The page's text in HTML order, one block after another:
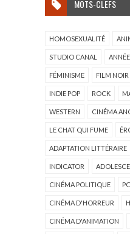
MOTS-CLEFS
HOMOSEXUALITÉ
STUDIO CANAL
FÉMINISME FILM NOIR
INDIE POP ROCK
WESTERN CINÉMA
LE CHAT QUI FUME
ADAPTATION LITTÉRAIRE
INDICATOR
CINÉMA POLITIQUE
CINÉMA D'HORREUR
CINÉMA D'ANIMATION